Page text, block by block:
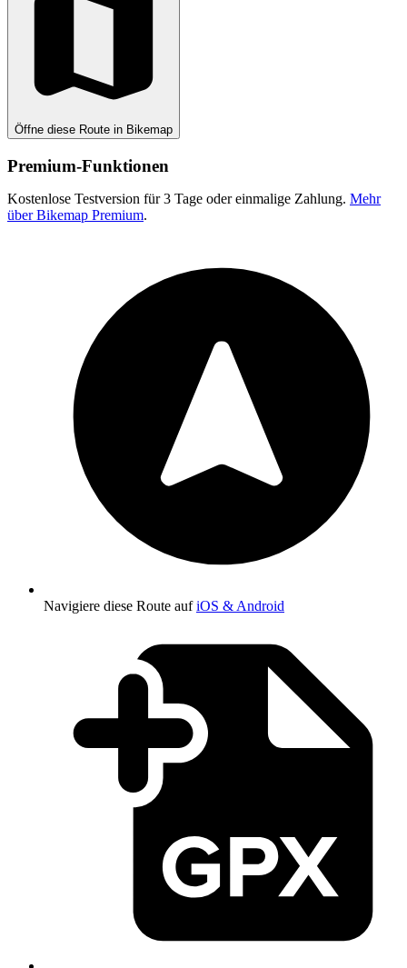
Öffne diese Route in Bikemap
Premium-Funktionen
Kostenlose Testversion für 3 Tage oder einmalige Zahlung. Mehr
über Bikemap Premium.
Navigiere diese Route aufiOS & Android